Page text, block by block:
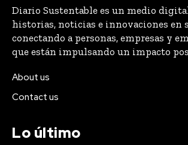
Diario Sustentable es un medio
historias, noticias e innovaciones en
conectando a personas, empresas y
que están impulsando un impacto
About us
Contact us
Lo último